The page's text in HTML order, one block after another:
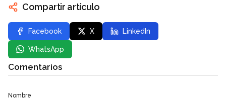
Compartir artículo
Facebook X LinkedIn
WhatsApp
Comentarios
Nombre